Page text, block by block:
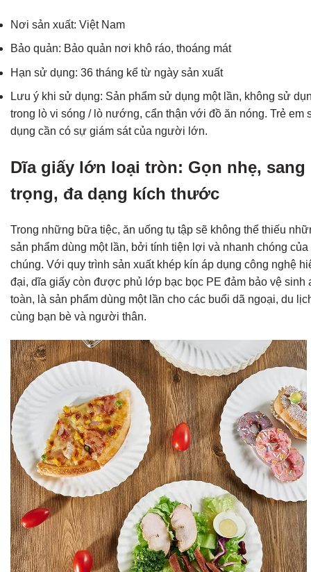
Nơi sản xuất: Việt Nam
Bảo quản: Bảo quản nơi khô ráo, thoáng mát
Hạn sử dụng: 36 tháng kể từ ngày sản xuất
Lưu ý khi sử dụng: Sản phẩm sử dụng một lần, không sử
trong lò vi sóng / lò nướng, cẩn thận với đồ ăn nóng. Trẻ em
dụng cần có sự giám sát của người lớn.
Dĩa giấy lớn loại tròn: Gọn nhẹ, sang
trọng, đa dạng kích thước
Trong những bữa tiệc, ăn uống tụ tập sẽ không thể thiếu
sản phẩm dùng một lần, bởi tính tiện lợi và nhanh chóng của
chúng. Với quy trình sản xuất khép kín áp dụng công nghệ
đại, dĩa giấy còn được phủ lớp bạc bọc PE đảm bảo vệ sinh
toàn, là sản phẩm dùng một lần cho các buổi dã ngoại, du
cùng bạn bè và người thân.